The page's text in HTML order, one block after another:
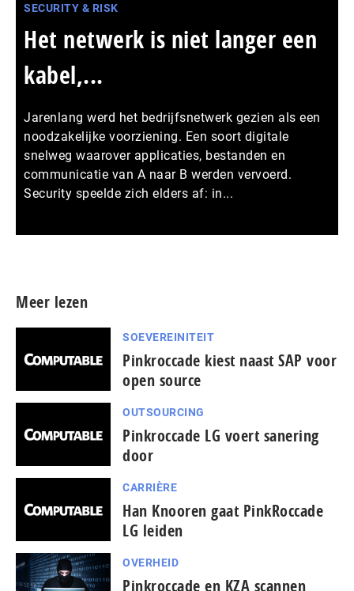
SECURITY & RISK
Het netwerk is niet langer een
kabel,...
Jarenlang werd het bedrijfsnetwerk gezien als een
noodzakelijke voorziening. Een soort digitale
snelweg waarover applicaties, bestanden en
communicatie van A naar B werden vervoerd.
Security speelde zich elders af: in...
Meer lezen
SOEVEREINITEIT
Pinkroccade kiest naast SAP voor
open source
OUTSOURCING
Pinkroccade LG voert sanering
door
CARRIÈRE
Han Knooren gaat PinkRoccade
LG leiden
OVERHEID
Pinkroccade en KZA scannen